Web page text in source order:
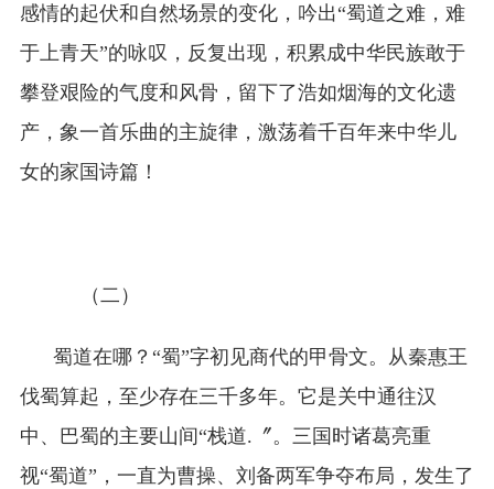
感情的起伏和自然场景的变化，吟出“蜀道之难，难
于上青天”的咏叹，反复出现，积累成中华民族敢于
攀登艰险的气度和风骨，留下了浩如烟海的文化遗
产，象一首乐曲的主旋律，激荡着千百年来中华儿
女的家国诗篇！
（二）
蜀道在哪？“蜀”字初见商代的甲骨文。从秦惠王
伐蜀算起，至少存在三千多年。它是关中通往汉
中、巴蜀的主要山间“栈道.〞。三国时诸葛亮重
视“蜀道”，一直为曹操、刘备两军争夺布局，发生了